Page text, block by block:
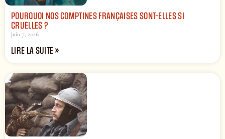
POURQUOI NOS COMPTINES FRANÇAISES SONT-ELLES SI
CRUELLES ?
juin 7, 2026
LIRE LA SUITE »